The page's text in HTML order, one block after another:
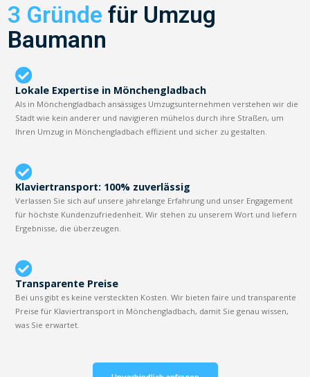
3 Gründe für Umzug
Baumann
Lokale Expertise in Mönchengladbach
Als in Mönchengladbach ansässiges Umzugsunternehmen verstehen wir die
Stadt wie kein anderer und navigieren mühelos durch ihre Straßen, um
Ihren Umzug in Mönchengladbach effizient und sicher zu gestalten.
Klaviertransport: 100% zuverlässig
Verlassen Sie sich auf unsere jahrelange Erfahrung und unser Engagement
für höchste Kundenzufriedenheit. Wir stehen zu unserem Wort und liefern
Ergebnisse, die überzeugen.
Transparente Preise
Bei uns gibt es keine versteckten Kosten. Wir bieten faire und transparente
Preise für Klaviertransport in Mönchengladbach, damit Sie genau wissen,
was Sie erwartet.